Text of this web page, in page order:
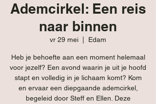
Ademcirkel: Een reis
naar binnen
vr 29 mei Edam
Heb je behoefte aan een moment helemaal
voor jezelf? Een avond waarin je uit je hoofd
stapt en volledig in je lichaam komt? Kom
en ervaar een diepgaande ademcirkel,
begeleid door Steff en Ellen. Deze